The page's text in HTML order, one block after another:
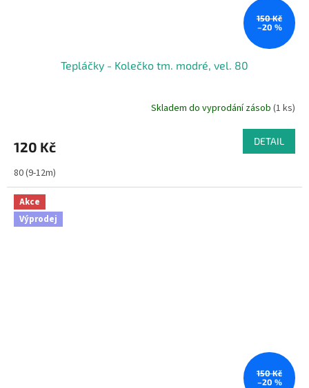
150 Kč
–20 %
Tepláčky - Kolečko tm. modré, vel. 80
Skladem do vyprodání zásob (1 ks)
120 Kč DETAIL
80 (9-12m)
Akce
Výprodej
150 Kč
–20 %